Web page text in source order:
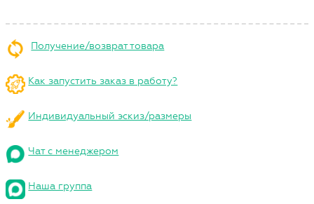
Получение/возврат товара
Как запустить заказ в работу?
Индивидуальный эскиз/размеры
Чат с менеджером
Наша группа